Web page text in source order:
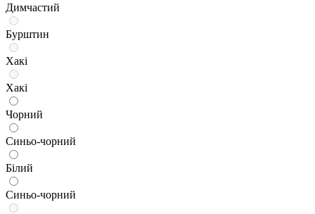
Димчастий
Бурштин
Хакі
Хакі
Чорний
Синьо-чорний
Білий
Синьо-чорний